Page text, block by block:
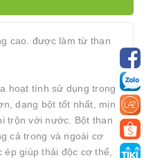
cao. được làm từ than
hoạt tính sử dụng trong
dạng bột tốt nhất, mịn
trộn với nước. Bột than
cả trong và ngoài cơ
giúp thải độc cơ thể,